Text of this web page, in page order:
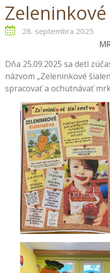
28. septembra 2025
Dňa 25.09.2025 sa deti
názvom „Zeleninkové
spracovať a ochutnávať